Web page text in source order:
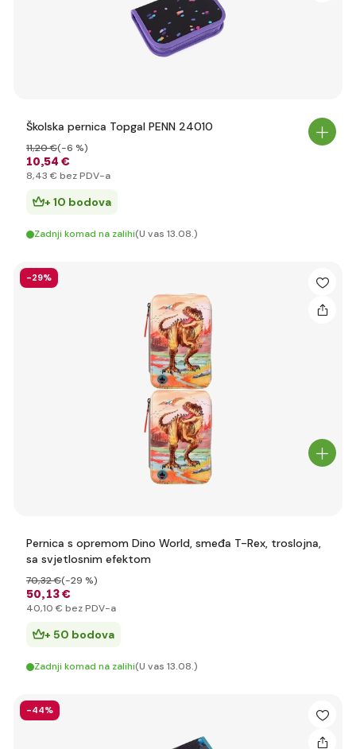
Školska pernica Topgal PENN 24010
10,54 €
11,20 €(-6 %)
8,43 € bez PDV-a
+ 10 bodova
Zadnji komad na zalihi(U vas 13.08.)
-29%
Pernica s opremom Dino World, smeđa T-Rex, troslojna,
sa svjetlosnim efektom
50,13 €
70,32 €(-29 %)
40,10 € bez PDV-a
+ 50 bodova
Zadnji komad na zalihi(U vas 13.08.)
-44%